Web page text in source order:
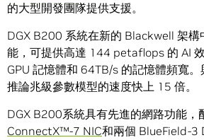
的大型開發團隊提供支援。
DGX B200 系統在新的 Blackwell 架構
能，可提供高達 144 petaflops 的 AI
GPU 記憶體和 64TB/s 的記憶體頻寬
推論兆級參數模型的速度快上 15 倍。
DGX B200系統具有先進的網路功能，
ConnectX™-7 NIC和兩個 BlueField-3